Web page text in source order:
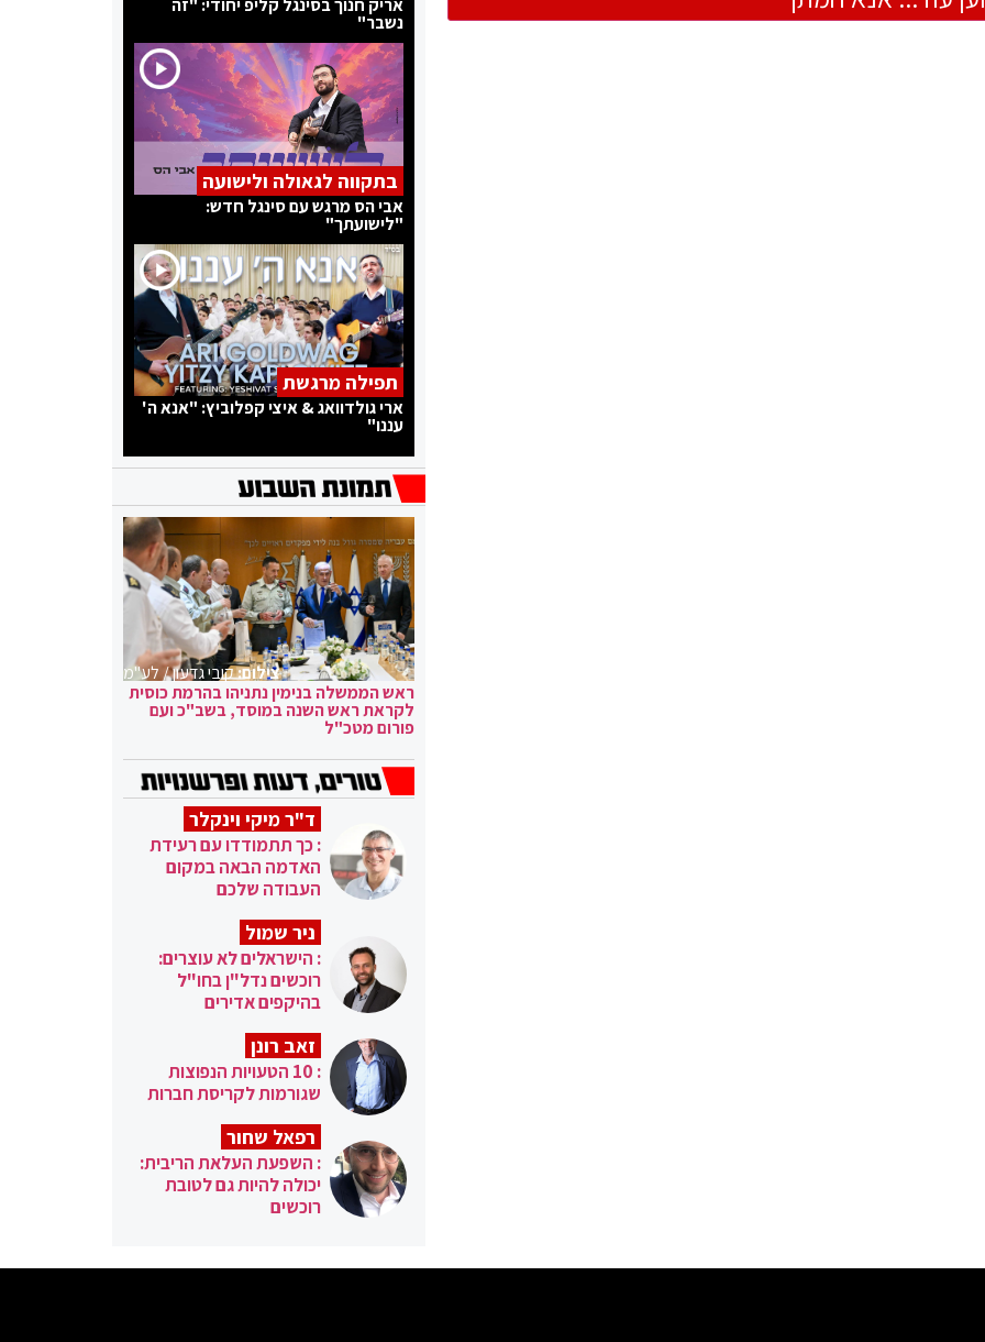
אריק חנוך בסינגל קליפ יחודי: "זה
נשבר"
בתקווה לגאולה ולישועה
אבי הס מרגש עם סינגל חדש:
"לישועתך"
תפילה מרגשת
ארי גולדוואג & איצי קפלוביץ: "אנא ה'
עננו"
צילום:קובי גדעון / לע"מ
ראש הממשלה בנימין נתניהו בהרמת כוסית
לקראת ראש השנה במוסד, בשב"כ ועם
פורום מטכ"ל
ד"ר מיקי וינקלר
: כך תתמודדו עם רעידת
האדמה הבאה במקום
העבודה שלכם
ניר שמול
: הישראלים לא עוצרים:
רוכשים נדל"ן בחו"ל
בהיקפים אדירים
זאב רונן
: 10 הטעויות הנפוצות
שגורמות לקריסת חברות
רפאל שחור
: השפעת העלאת הריבית:
יכולה להיות גם לטובת
רוכשים